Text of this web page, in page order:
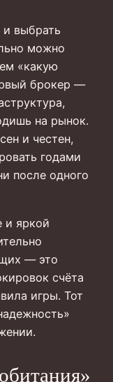
и выбрать
можно
«какую
брокер —
на рынок.
и честен,
годами
после одного
и яркой
— это
счёта
игры. Тот